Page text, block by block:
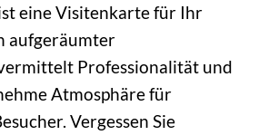
eine Visitenkarte für Ihr
aufgeräumter
Professionalität und
Atmosphäre für
Vergessen Sie